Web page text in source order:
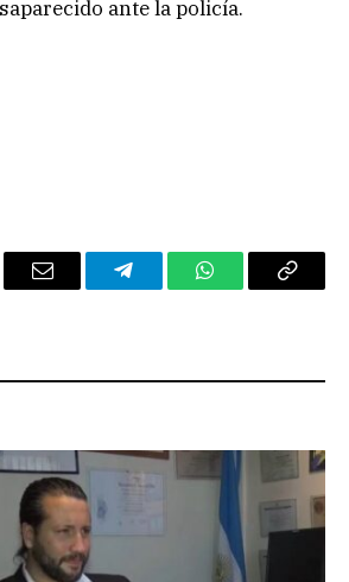
ante la policía.
Email TelegramWhatsAppCopy